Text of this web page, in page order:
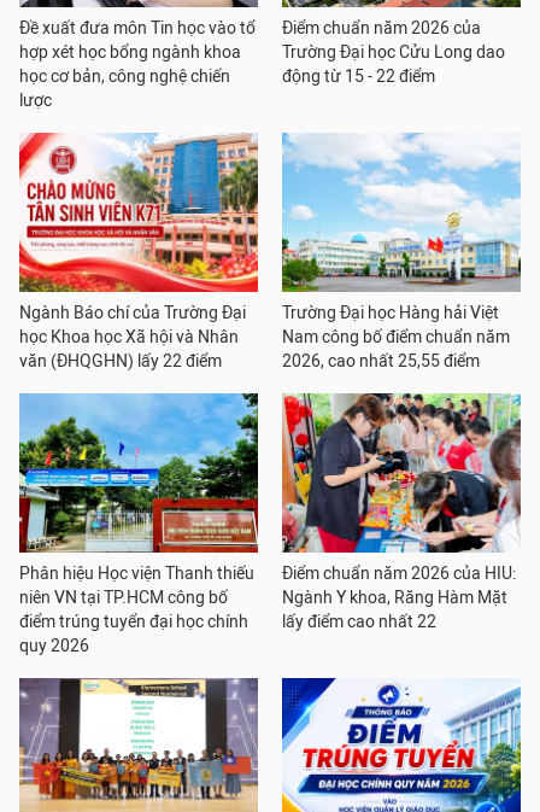
Đề xuất đưa môn Tin học vào tổ
hợp xét học bổng ngành khoa
học cơ bản, công nghệ chiến
lược
Điểm chuẩn năm 2026 của
Trường Đại học Cửu Long dao
động từ 15 - 22 điểm
Ngành Báo chí của Trường Đại
học Khoa học Xã hội và Nhân
văn (ĐHQGHN) lấy 22 điểm
Trường Đại học Hàng hải Việt
Nam công bố điểm chuẩn năm
2026, cao nhất 25,55 điểm
Phân hiệu Học viện Thanh thiếu
niên VN tại TP.HCM công bố
điểm trúng tuyển đại học chính
quy 2026
Điểm chuẩn năm 2026 của HIU:
Ngành Y khoa, Răng Hàm Mặt
lấy điểm cao nhất 22